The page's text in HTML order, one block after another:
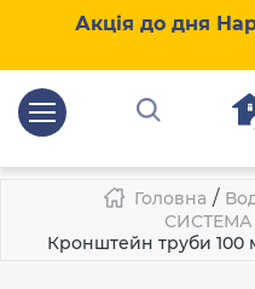
Акція до дня
Головна /
СИСТЕМА
Кронштейн труби 100